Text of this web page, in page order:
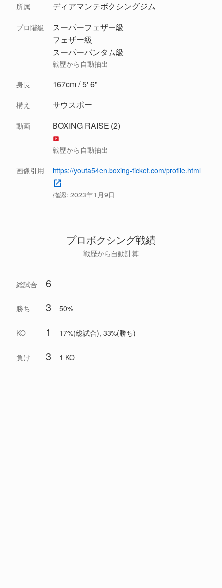
所属 ディアマンテボクシングジム
プロ階級
スーパーフェザー級
フェザー級
スーパーバンタム級
戦歴から自動抽出
身長 167cm / 5' 6"
構え サウスポー
動画 BOXING RAISE (2)
戦歴から自動抽出
画像引用 https://youta54en.boxing-ticket.com/profile.html
確認: 2023年1月9日
プロボクシング戦績
戦歴から自動計算
総試合 6
勝ち 3 50%
KO 1 17%(総試合), 33%(勝ち)
負け 3 1 KO